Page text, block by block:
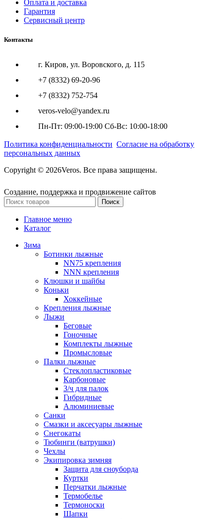
Оплата и доставка
Гарантия
Сервисный центр
Контакты
г. Киров, ул. Воровского, д. 115
+7 (8332) 69-20-96
+7 (8332) 752-754
veros-velo@yandex.ru
Пн-Пт: 09:00-19:00 Сб-Вс: 10:00-18:00
Политика конфиденциальности Согласие на обработку
персональных данных
Copyright © 2026Veros. Все права защищены.
Создание, поддержка и продвижение сайтов
Поиск
Главное меню
Каталог
Зима
Ботинки лыжные
NN75 крепления
NNN крепления
Клюшки и шайбы
Коньки
Хоккейные
Крепления лыжные
Лыжи
Беговые
Гоночные
Комплекты лыжные
Промысловые
Палки лыжные
Стеклопластиковые
Карбоновые
З/ч для палок
Гибридные
Алюминиевые
Санки
Смазки и аксесуары лыжные
Снегокаты
Тюбинги (ватрушки)
Чехлы
Экипировка зимняя
Защита для сноуборда
Куртки
Перчатки лыжные
Термобелье
Термоноски
Шапки